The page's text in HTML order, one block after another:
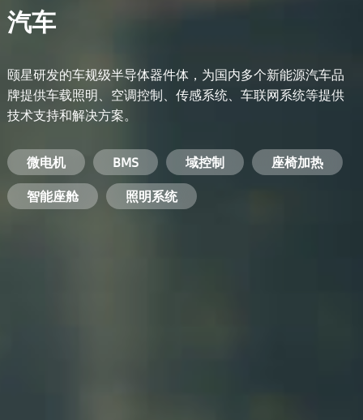
汽车
颐星研发的车规级半导体器件体，为国内多个新能源汽车品
牌提供车载照明、空调控制、传感系统、车联网系统等提供
技术支持和解决方案。
微电机 BMS 域控制
座椅加热
智能座舱
照明系统
电池管理系统
储能逆变器
工业电焊机 变频器
电机驱动
安防摄像头
开关电源 手机充电器
服务器电源
PC电源
电脑 手机 基站 机顶盒
智能农业 智能医疗
智能交通
智能家居